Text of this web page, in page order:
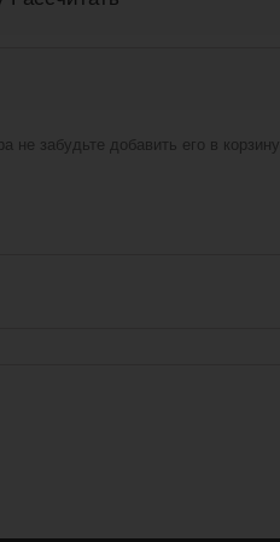
не забудьте добавить его в корзину.